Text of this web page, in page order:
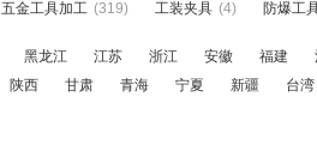
五金工具加工 (319) 工装夹具 (4) 防爆工
黑龙江 江苏 浙江 安徽 福建
陕西 甘肃 青海 宁夏 新疆 台湾